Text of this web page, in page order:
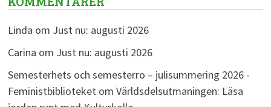
Linda om Just nu: augusti 2026
Carina om Just nu: augusti 2026
Semesterhets och semesterro – julisummering 2026 -
Feministbiblioteketom Världsdelsutmaningen: Läsa